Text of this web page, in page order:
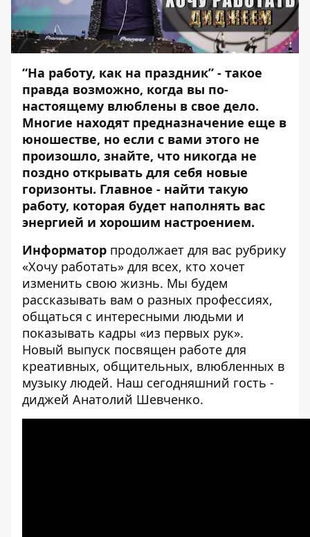
“На работу, как на праздник” - такое
правда возможно, когда вы по-
настоящему влюблены в свое дело.
Многие находят предназначение еще в
юношестве, но если с вами этого не
произошло, знайте, что никогда не
поздно открывать для себя новые
горизонты. Главное - найти такую
работу, которая будет наполнять вас
энергией и хорошим настроением.
Информатор продолжает для вас рубрику
«Хочу работать» для всех, кто хочет
изменить свою жизнь. Мы будем
рассказывать вам о разных профессиях,
общаться с интересными людьми и
показывать кадры «из первых рук».
Новый выпуск посвящен работе для
креативных, общительных, влюбленных в
музыку людей. Наш сегодняшний гость -
диджей Анатолий Шевченко.